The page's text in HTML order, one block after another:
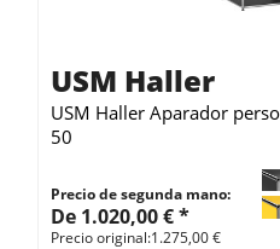
USM Haller
USM Haller Aparador
50
Precio de segunda mano:
De 1.020,00 € *
Precio original:1.275,00 €